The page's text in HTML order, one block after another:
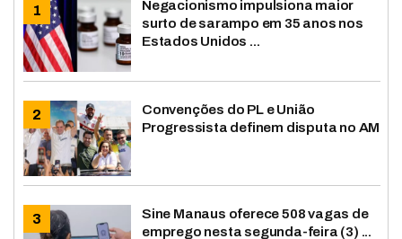
Negacionismo impulsiona maior
surto de sarampo em 35 anos nos
Estados Unidos ...
Convenções do PL e União
Progressista definem disputa no AM
Sine Manaus oferece 508 vagas de
emprego nesta segunda-feira (3) ...